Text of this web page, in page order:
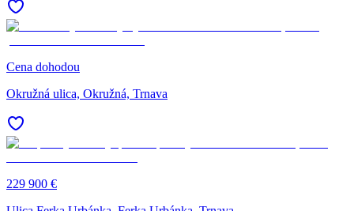
Cena dohodou
Okružná ulica, Okružná, Trnava
229 900 €